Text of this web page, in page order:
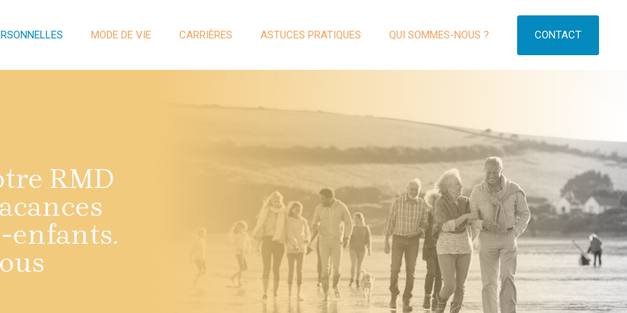
MODE DE VIE CARRIÈRES ASTUCES PRATIQUES QUI SOMMES-NOUS ? CONTACT
RMD
enfants.